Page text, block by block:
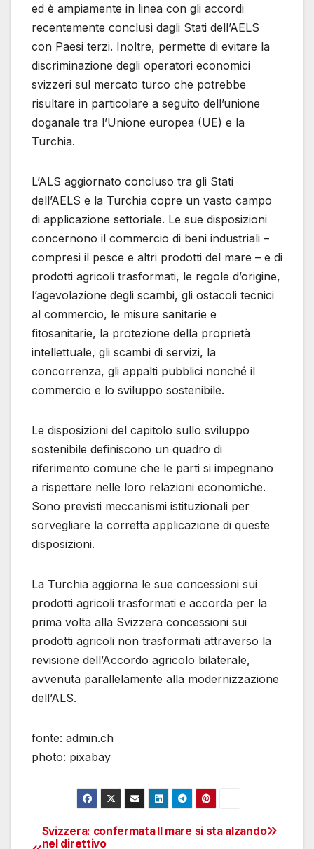
ed è ampiamente in linea con gli accordi
recentemente conclusi dagli Stati dell’AELS
con Paesi terzi. Inoltre, permette di evitare la
discriminazione degli operatori economici
svizzeri sul mercato turco che potrebbe
risultare in particolare a seguito dell’unione
doganale tra l’Unione europea (UE) e la
Turchia.
L’ALS aggiornato concluso tra gli Stati
dell’AELS e la Turchia copre un vasto campo
di applicazione settoriale. Le sue disposizioni
concernono il commercio di beni industriali –
compresi il pesce e altri prodotti del mare – e di
prodotti agricoli trasformati, le regole d’origine,
l’agevolazione degli scambi, gli ostacoli tecnici
al commercio, le misure sanitarie e
fitosanitarie, la protezione della proprietà
intellettuale, gli scambi di servizi, la
concorrenza, gli appalti pubblici nonché il
commercio e lo sviluppo sostenibile.
Le disposizioni del capitolo sullo sviluppo
sostenibile definiscono un quadro di
riferimento comune che le parti si impegnano
a rispettare nelle loro relazioni economiche.
Sono previsti meccanismi istituzionali per
sorvegliare la corretta applicazione di queste
disposizioni.
La Turchia aggiorna le sue concessioni sui
prodotti agricoli trasformati e accorda per la
prima volta alla Svizzera concessioni sui
prodotti agricoli non trasformati attraverso la
revisione dell’Accordo agricolo bilaterale,
avvenuta parallelamente alla modernizzazione
dell’ALS.
fonte: admin.ch
photo: pixabay
NavigazioneIl mare si sta alzando
Svizzera: confermata
nel direttivo